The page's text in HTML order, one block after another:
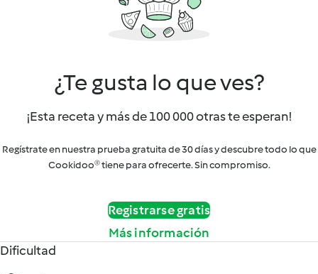
¿Te gusta lo que ves?
¡Esta receta y más de 100 000 otras te esperan!
Regístrate en nuestra prueba gratuita de 30 días y descubre todo lo que
Cookidoo® tiene para ofrecerte. Sin compromiso.
Registrarse gratis
Más información
Dificultad